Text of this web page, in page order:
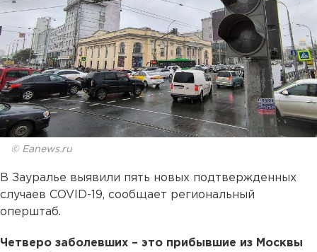
© Eanews.ru
В Зауралье выявили пять новых подтвержденных
случаев COVID-19, сообщает региональный
оперштаб.
Четверо заболевших – это прибывшие из Москвы